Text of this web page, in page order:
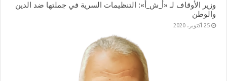
وزير الأوقاف لـ «أ_ش_أ»: التنظيمات السرية في جملتها ضد الدين
والوطن
25 أكتوبر، 2020